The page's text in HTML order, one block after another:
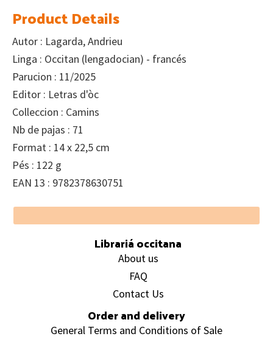
Product Details
Autor : Lagarda, Andrieu
Linga : Occitan (lengadocian) - francés
Parucion : 11/2025
Editor : Letras d'òc
Colleccion : Camins
Nb de pajas : 71
Format : 14 x 22,5 cm
Pés : 122 g
EAN 13 : 9782378630751
Footer
Librariá occitana
About us
FAQ
Contact Us
Order and delivery
General Terms and Conditions of Sale